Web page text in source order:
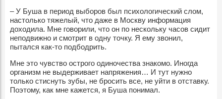
– У Буша в период выборов был психологический слом,
настолько тяжелый, что даже в Москву информация
доходила. Мне говорили, что он по нескольку часов сидит
неподвижно и смотрит в одну точку. Я ему звонил,
пытался как-то подбодрить.
Мне это чувство острого одиночества знакомо. Иногда
организм не выдерживает напряжения… И тут нужно
только стиснуть зубы, не бросить все, не уйти в отставку.
Поэтому, как мне кажется, я Буша понимал.